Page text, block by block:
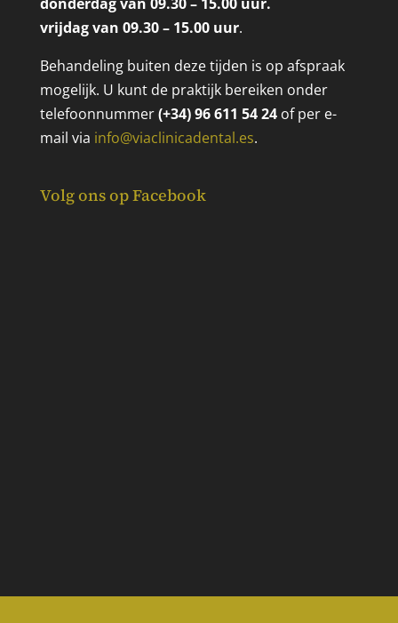
vrijdag van 09.30 – 15.00 uur.
Behandeling buiten deze tijden is op afspraak
mogelijk. U kunt de praktijk bereiken onder
telefoonnummer(+34) 96 611 54 24of per e-
mail via info@viaclinicadental.es.
Volg ons op Facebook